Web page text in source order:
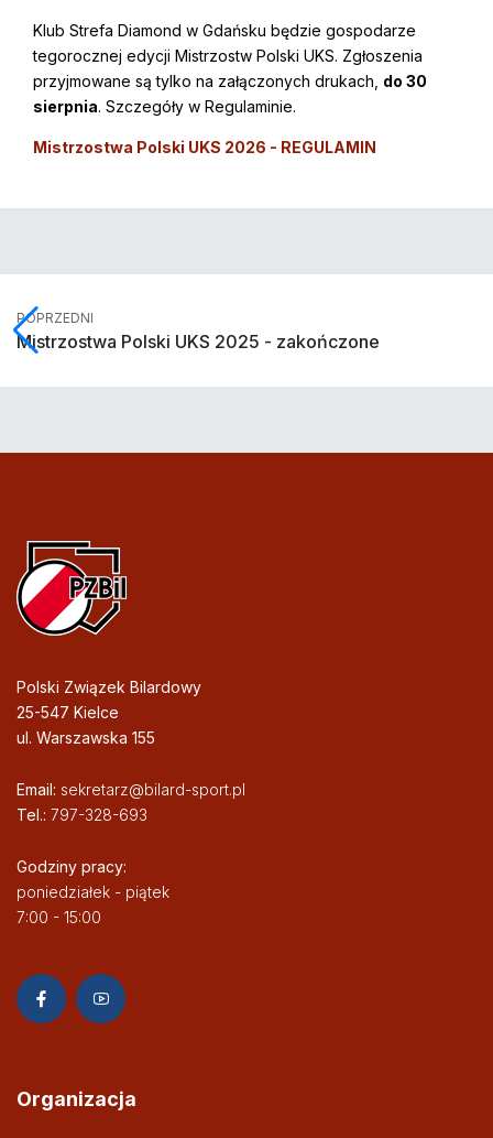
Klub Strefa Diamond w Gdańsku będzie gospodarze
tegorocznej edycji Mistrzostw Polski UKS. Zgłoszenia
przyjmowane są tylko na załączonych drukach, do 30
sierpnia. Szczegóły w Regulaminie.
Mistrzostwa Polski UKS 2026 - REGULAMIN
POPRZEDNI
Mistrzostwa Polski UKS 2025 - zakończone
Polski Związek Bilardowy
25-547 Kielce
ul. Warszawska 155
Email: sekretarz@bilard-sport.pl
Tel.: 797-328-693
Godziny pracy:
poniedziałek - piątek
7:00 - 15:00
Organizacja